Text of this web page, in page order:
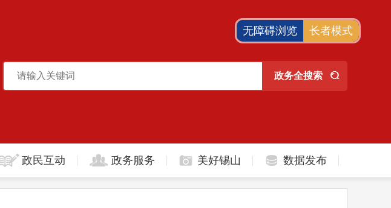
政民互动 政务服务 美好锡山 数据发布
无障碍浏览 长者模式